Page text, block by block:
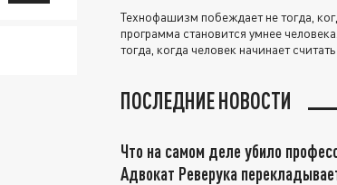
Технофашизм побеждает не тогда,
программа становится умнее
тогда, когда человек начинает
ПОСЛЕДНИЕ НОВОСТИ
Что на самом деле убило
Адвокат Реверука